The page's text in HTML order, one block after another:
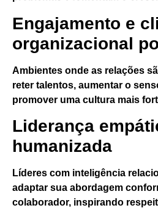
Engajamento e
organizacional
Ambientes onde as relações
reter talentos, aumentar o
promover uma cultura mais
Liderança
humanizada
Líderes com inteligência
adaptar sua abordagem
colaborador, inspirando